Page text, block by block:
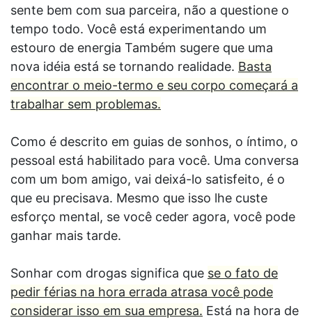
sente bem com sua parceira, não a questione o
tempo todo. Você está experimentando um
estouro de energia Também sugere que uma
nova idéia está se tornando realidade. Basta
encontrar o meio-termo e seu corpo começará a
trabalhar sem problemas.
Como é descrito em guias de sonhos, o íntimo, o
pessoal está habilitado para você. Uma conversa
com um bom amigo, vai deixá-lo satisfeito, é o
que eu precisava. Mesmo que isso lhe custe
esforço mental, se você ceder agora, você pode
ganhar mais tarde.
Sonhar com drogas significa que se o fato de
pedir férias na hora errada atrasa você pode
considerar isso em sua empresa. Está na hora de